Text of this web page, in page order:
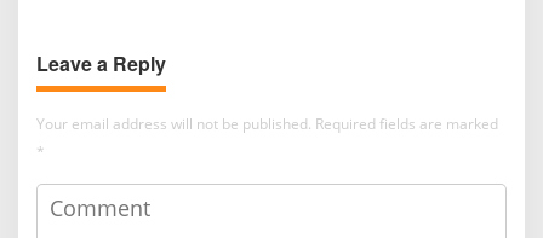
Leave a Reply
Your email address will not be published. Required fields are marked
*